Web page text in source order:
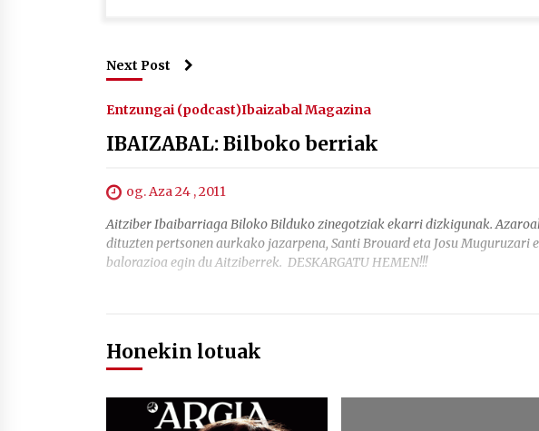
Next Post
Entzungai (podcast)Ibaizabal Magazina
IBAIZABAL: Bilboko berriak
og. Aza 24 , 2011
Aitziber Ibaibarriaga Biloko Bilduko zinegotziak ekarri dizkigunak.
dituzten pertsonen aurkako jazarpena, Santi Brouard eta Josu Muguruzari
balorazioa egin du Aitziberrek. DESKARGATU HEMEN!!!
Honekin lotuak